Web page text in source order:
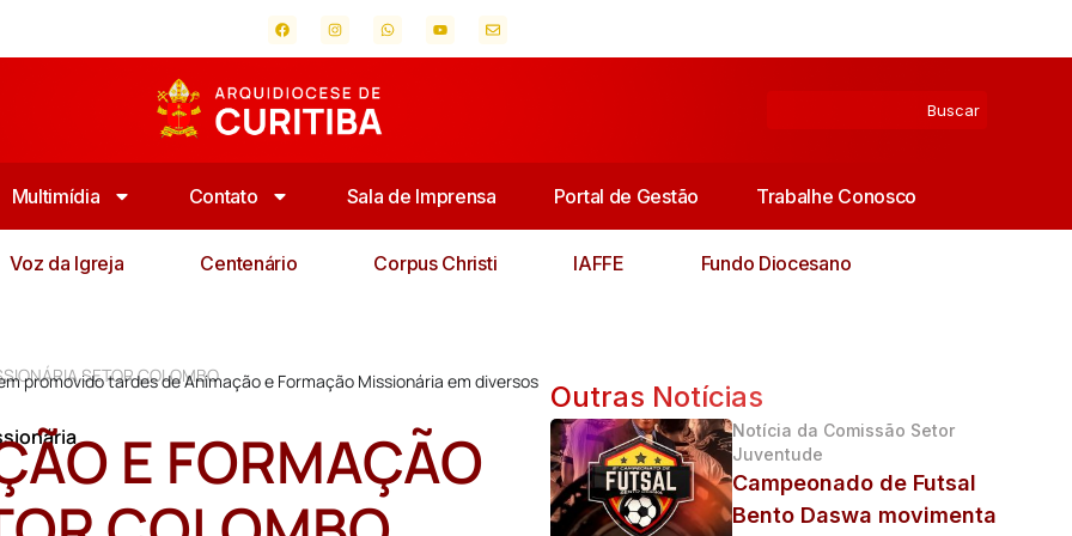
Multimídia Contato Sala de Imprensa Portal de Gestão Trabalhe Conosco
Voz da Igreja Centenário Corpus Christi IAFFE Fundo Diocesano
SETOR COLOMBO
promovido tardes de Animação e Formação Missionária em diversos
E FORMAÇÃO
Outras Notícias
Notícia da Comissão Setor
Juventude
Campeonado de Futsal
Bento Daswa movimenta